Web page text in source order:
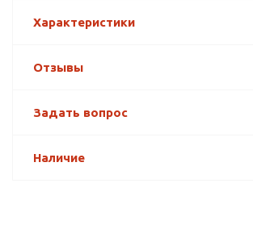
Характеристики
Отзывы
Задать вопрос
Наличие